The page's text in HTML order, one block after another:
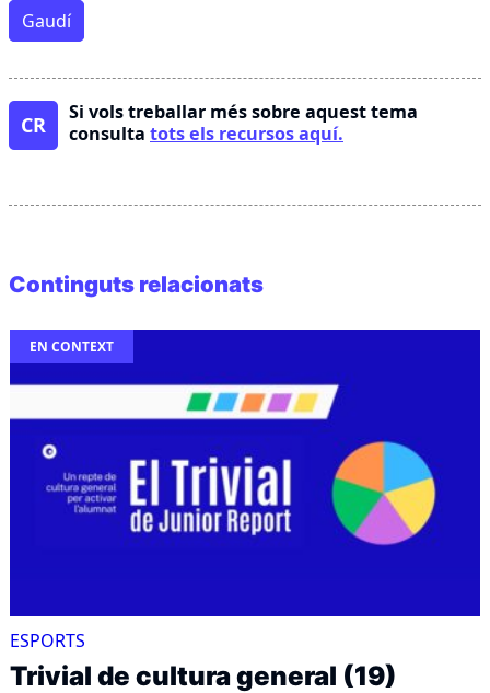
Gaudí
CR
Si vols treballar més sobre aquest tema
consulta tots els recursos aquí.
Continguts relacionats
EN CONTEXT
ESPORTS
Trivial de cultura general (19)